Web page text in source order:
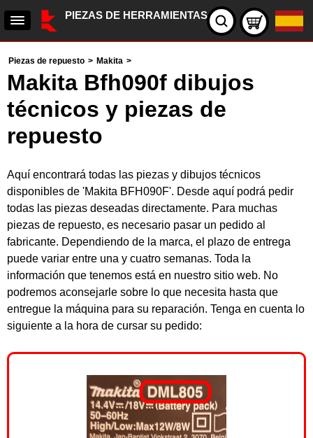
PIEZAS DE HERRAMIENTAS
Piezas de repuesto > Makita >
Makita Bfh090f dibujos
técnicos y piezas de
repuesto
Aquí encontrará todas las piezas y dibujos técnicos
disponibles de 'Makita BFH090F'. Desde aquí podrá pedir
todas las piezas deseadas directamente. Para muchas
piezas de repuesto, es necesario pasar un pedido al
fabricante. Dependiendo de la marca, el plazo de entrega
puede variar entre una y cuatro semanas. Toda la
información que tenemos está en nuestro sitio web. No
podremos aconsejarle sobre lo que necesita hasta que
entregue la máquina para su reparación. Tenga en cuenta lo
siguiente a la hora de cursar su pedido: